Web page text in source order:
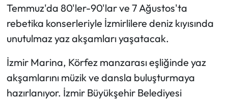
Temmuz'da 80'ler-90'lar ve 7 Ağustos'ta
rebetika konserleriyle İzmirlilere deniz kıyısında
unutulmaz yaz akşamları yaşatacak.
İzmir Marina, Körfez manzarası eşliğinde yaz
akşamlarını müzik ve dansla buluşturmaya
hazırlanıyor. İzmir Büyükşehir Belediyesi